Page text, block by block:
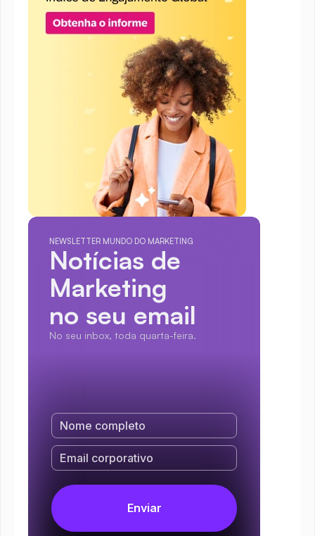
NEWSLETTER MUNDO DO MARKETING
Notícias de
Marketing
no seu email
No seu inbox, toda quarta-feira.